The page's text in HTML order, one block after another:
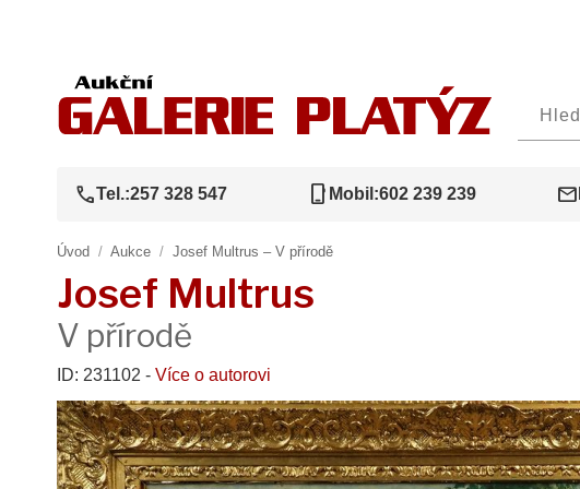
callTel.:257 328 547 phone_iphone Mobil:602 239 239 mail
Úvod / Aukce / Josef Multrus – V přírodě
Josef Multrus
V přírodě
ID: 231102 - Více o autorovi